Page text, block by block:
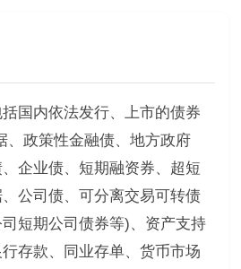
国内依法发行、上市的债券
、政策性金融债、地方政府
企业债、短期融资券、超短
公司债、可分离交易可转债
短期公司债券等)、资产支持
存款、同业存单、货币市场